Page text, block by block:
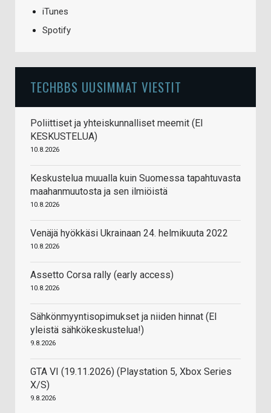
iTunes
Spotify
TECHBBS UUSIMMAT VIESTIT
Poliittiset ja yhteiskunnalliset meemit (EI
KESKUSTELUA)
10.8.2026
Keskustelua muualla kuin Suomessa tapahtuvasta
maahanmuutosta ja sen ilmiöistä
10.8.2026
Venäjä hyökkäsi Ukrainaan 24. helmikuuta 2022
10.8.2026
Assetto Corsa rally (early access)
10.8.2026
Sähkönmyyntisopimukset ja niiden hinnat (EI
yleistä sähkökeskustelua!)
9.8.2026
GTA VI (19.11.2026) (Playstation 5, Xbox Series
X/S)
9.8.2026